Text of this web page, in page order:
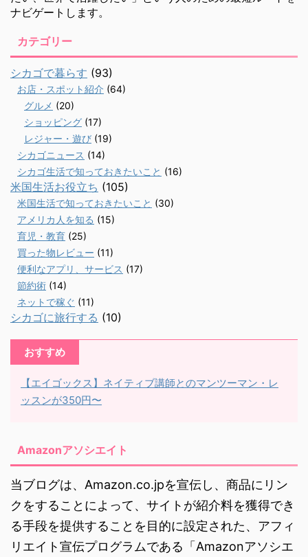
ナビゲートします。
カテゴリー
シカゴで暮らす (93)
お店・スポット紹介 (64)
グルメ (20)
ショッピング (17)
レジャー・遊び (19)
シカゴニュース (14)
シカゴ生活で知っておきたいこと (16)
米国生活お役立ち (105)
米国生活で知っておきたいこと (30)
アメリカ人を知る (15)
育児・教育 (25)
買った物レビュー (11)
便利なアプリ、サービス (17)
節約術 (14)
ネットで稼ぐ (11)
シカゴに旅行する (10)
おすすめ
【エイゴックス】ネイティブ講師とのマンツーマン・レ
ッスンが350円〜
Amazonアソシエイト
当ブログは、Amazon.co.jpを宣伝し、商品にリン
クをすることによって、サイトが紹介料を獲得でき
る手段を提供することを目的に設定された、アフィ
リエイト宣伝プログラムである「Amazonアソシエ